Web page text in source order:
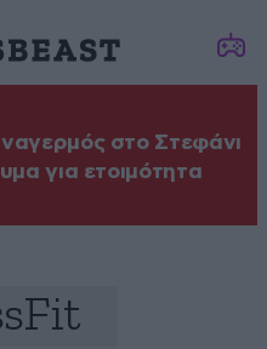
στο Στεφάνι
για ετοιμότητα